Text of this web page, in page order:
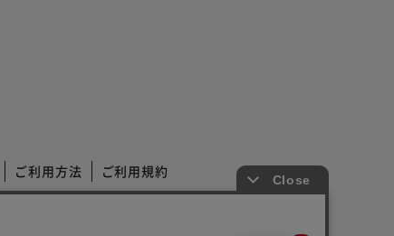
ご利用方法 ご利用規約